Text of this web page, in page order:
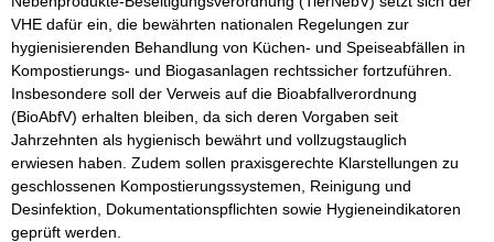
r
o
S
e
i
t
e
VHE dafür ein, die bewährten nationalen Regelungen zur
hygienisierenden Behandlung von Küchen- und Speiseabfällen in
Kompostierungs- und Biogasanlagen rechtssicher fortzuführen.
Insbesondere soll der Verweis auf die Bioabfallverordnung
(BioAbfV) erhalten bleiben, da sich deren Vorgaben seit
Jahrzehnten als hygienisch bewährt und vollzugstauglich
erwiesen haben. Zudem sollen praxisgerechte Klarstellungen zu
geschlossenen Kompostierungssystemen, Reinigung und
Desinfektion, Dokumentationspflichten sowie Hygieneindikatoren
geprüft werden.